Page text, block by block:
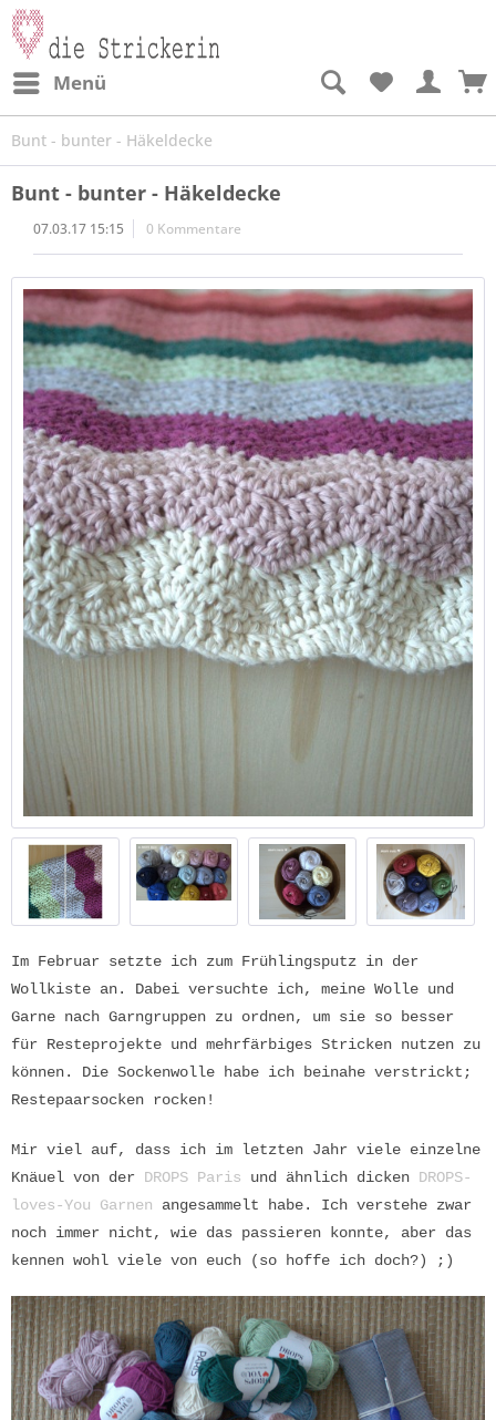
Menü
Bunt - bunter - Häkeldecke
Bunt - bunter - Häkeldecke
07.03.17 15:15 0 Kommentare
Im Februar setzte ich zum Frühlingsputz in der
Wollkiste an. Dabei versuchte ich, meine Wolle und
Garne nach Garngruppen zu ordnen, um sie so besser
für Resteprojekte und mehrfärbiges Stricken nutzen zu
können. Die Sockenwolle habe ich beinahe verstrickt;
Restepaarsocken rocken!
Mir viel auf, dass ich im letzten Jahr viele einzelne
Knäuel von der DROPS Paris und ähnlich dicken DROPS-
loves-You Garnen angesammelt habe. Ich verstehe zwar
noch immer nicht, wie das passieren konnte, aber das
kennen wohl viele von euch (so hoffe ich doch?) ;)